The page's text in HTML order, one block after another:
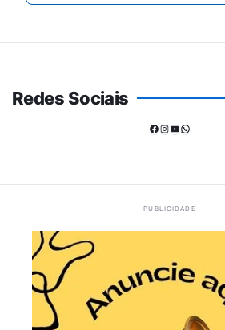
Redes Sociais
Facebook
Instagram
Youtube
WhatsApp
PUBLICIDADE